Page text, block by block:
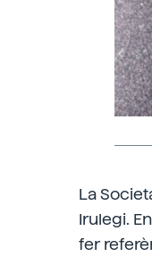
La
Irulegi.
fer